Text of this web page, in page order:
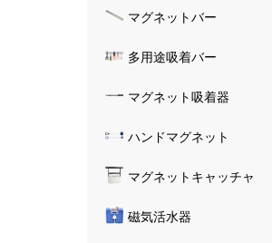
マグネットバー
多用途吸着バー
マグネット吸着器
ハンドマグネット
マグネットキャッチャ
磁気活水器